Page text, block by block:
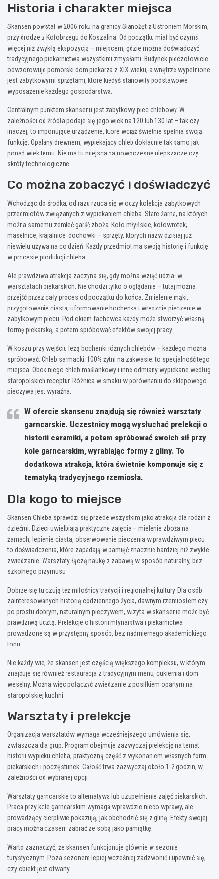
Historia i charakter miejsca
Skansen powstał w 2006 roku na granicy Sianożęt z Ustroniem Morskim,
przy drodze z Kołobrzegu do Koszalina. Od początku miał być czymś
więcej niż zwykłą ekspozycją – miejscem, gdzie można doświadczyć
tradycyjnego piekarnictwa wszystkimi zmysłami. Budynek pieczołowicie
odwzorowuje pomorski dom piekarza z XIX wieku, a wnętrze wypełnione
jest zabytkowymi sprzętami, które kiedyś stanowiły podstawowe
wyposażenie każdego gospodarstwa.
Centralnym punktem skansenu jest zabytkowy piec chlebowy. W
zależności od źródła podaje się jego wiek na 120 lub 130 lat – tak czy
inaczej, to imponujące urządzenie, które wciąż świetnie spełnia swoją
funkcję. Opalany drewnem, wypiekający chleb dokładnie tak samo jak
ponad wiek temu. Nie ma tu miejsca na nowoczesne ulepszacze czy
skróty technologiczne.
Co można zobaczyć i doświadczyć
Wchodząc do środka, od razu rzuca się w oczy kolekcja zabytkowych
przedmiotów związanych z wypiekaniem chleba. Stare żarna, na których
można samemu zemleć garść zboża. Koło młyńskie, kołowrotek,
maselnice, krajalnice, dochówki – sprzęty, których nazw dzisiaj już
niewielu używa na co dzień. Każdy przedmiot ma swoją historię i funkcję
w procesie produkcji chleba.
Ale prawdziwa atrakcja zaczyna się, gdy można wziąć udział w
warsztatach piekarskich. Nie chodzi tylko o oglądanie – tutaj można
przejść przez cały proces od początku do końca. Zmielenie mąki,
przygotowanie ciasta, uformowanie bochenka i wreszcie pieczenie w
zabytkowym piecu. Pod okiem fachowca każdy może stworzyć własną
formę piekarską, a potem spróbować efektów swojej pracy.
W koszu przy wejściu leżą bochenki różnych chlebów – każdego można
spróbować. Chleb sarmacki, 100% żytni na zakwasie, to specjalność tego
miejsca. Obok niego chleb maślankowy i inne odmiany wypiekane według
staropolskich receptur. Różnica w smaku w porównaniu do sklepowego
pieczywa jest wyraźna.
W ofercie skansenu znajdują się również warsztaty
garncarskie. Uczestnicy mogą wysłuchać prelekcji o
historii ceramiki, a potem spróbować swoich sił przy
kole garncarskim, wyrabiając formy z gliny. To
dodatkowa atrakcja, która świetnie komponuje się z
tematyką tradycyjnego rzemiosła.
Dla kogo to miejsce
Skansen Chleba sprawdzi się przede wszystkim jako atrakcja dla rodzin z
dziećmi. Dzieci uwielbiają praktyczne zajęcia – mielenie zboża na
żarnach, lepienie ciasta, obserwowanie pieczenia w prawdziwym piecu
to doświadczenia, które zapadają w pamięć znacznie bardziej niż zwykłe
zwiedzanie. Warsztaty łączą naukę z zabawą w sposób naturalny, bez
szkolnego przymusu.
Dobrze się tu czują też miłośnicy tradycji i regionalnej kultury. Dla osób
zainteresowanych historią codziennego życia, dawnym rzemiosłem czy
po prostu dobrym, naturalnym pieczywem, wizyta w skansenie może być
prawdziwą ucztą. Prelekcje o historii młynarstwa i piekarnictwa
prowadzone są w przystępny sposób, bez nadmiernego akademickiego
tonu.
Nie każdy wie, że skansen jest częścią większego kompleksu, w którym
znajduje się również restauracja z tradycyjnym menu, cukiernia i dom
weselny. Można więc połączyć zwiedzanie z posiłkiem opartym na
staropolskiej kuchni.
Warsztaty i prelekcje
Organizacja warsztatów wymaga wcześniejszego umówienia się,
zwłaszcza dla grup. Program obejmuje zazwyczaj prelekcję na temat
historii wypieku chleba, praktyczną część z wykonaniem własnych form
piekarskich i poczęstunek. Całość trwa zazwyczaj około 1-2 godzin, w
zależności od wybranej opcji.
Warsztaty garncarskie to alternatywa lub uzupełnienie zajęć piekarskich.
Praca przy kole garncarskim wymaga wprawdzie nieco wprawy, ale
prowadzący cierpliwie pokazują, jak obchodzić się z gliną. Efekty swojej
pracy można czasem zabrać ze sobą jako pamiątkę.
Warto zaznaczyć, że skansen funkcjonuje głównie w sezonie
turystycznym. Poza sezonem lepiej wcześniej zadzwonić i upewnić się,
czy obiekt jest otwarty.